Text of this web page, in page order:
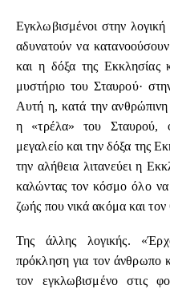
Εγκλωβισμένοι στην λογική
αδυνατούν να
και η δόξα της Εκκλησίας
μυστήριο του Σταυρού·
Αυτή η, κατά την
η «τρέλα» του Σταυρού,
μεγαλείο και την δόξα της
την αλήθεια λιτανεύει η
καλώντας τον κόσμο όλο να
ζωής που νικά ακόμα και τον
Της άλλης λογικής.
πρόκληση για τον άνθρωπο
τον εγκλωβισμένο στις